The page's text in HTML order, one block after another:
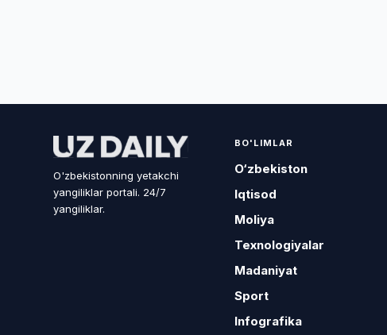
O'zbekistonning yetakchi
yangiliklar portali. 24/7
yangiliklar.
BO'LIMLAR
O‘zbekiston
Iqtisod
Moliya
Texnologiyalar
Madaniyat
Sport
Infografika